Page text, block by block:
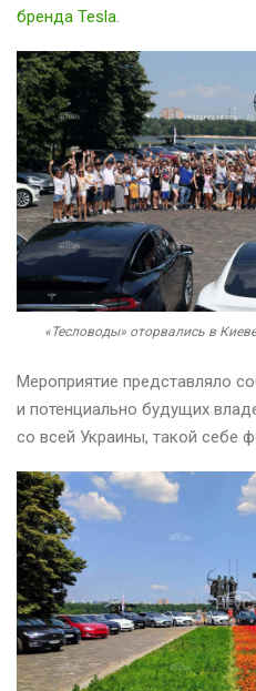
бренда Tesla.
«Тесловоды» оторвались в
Мероприятие представляло
и потенциально будущих
со всей Украины, такой себе